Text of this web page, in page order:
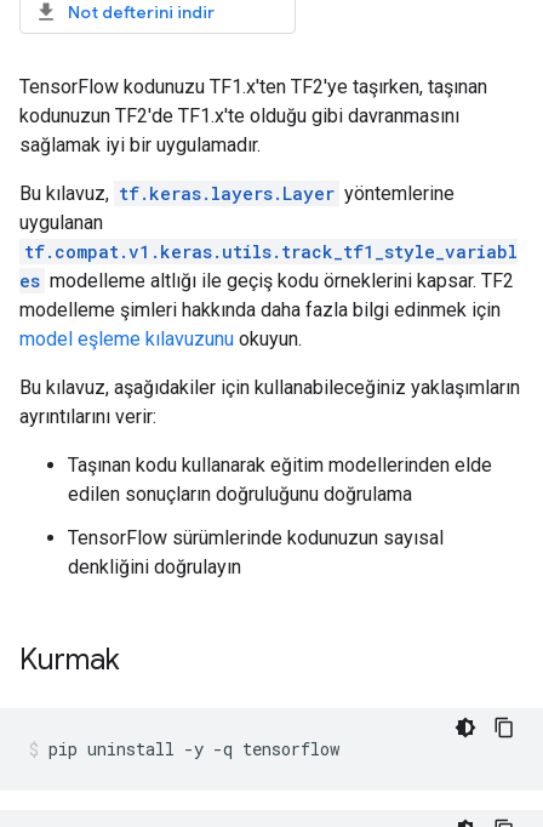
Not defterini indir
TensorFlow kodunuzu TF1.x'ten TF2'ye taşırken, taşınan
kodunuzun TF2'de TF1.x'te olduğu gibi davranmasını
sağlamak iyi bir uygulamadır.
Bu kılavuz, tf.keras.layers.Layer yöntemlerine
uygulanan
tf.compat.v1.keras.utils.track_tf1_style_variabl
es modelleme altlığı ile geçiş kodu örneklerini kapsar. TF2
modelleme şimleri hakkında daha fazla bilgi edinmek için
model eşleme kılavuzunu okuyun.
Bu kılavuz, aşağıdakiler için kullanabileceğiniz yaklaşımların
ayrıntılarını verir:
Taşınan kodu kullanarak eğitim modellerinden elde
edilen sonuçların doğruluğunu doğrulama
TensorFlow sürümlerinde kodunuzun sayısal
denkliğini doğrulayın
Kurmak
pip uninstall -y -q tensorflow